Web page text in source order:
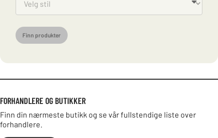
Finn produkter
FORHANDLERE OG BUTIKKER
Finn din nærmeste butikk og se vår fullstendige liste over
forhandlere.